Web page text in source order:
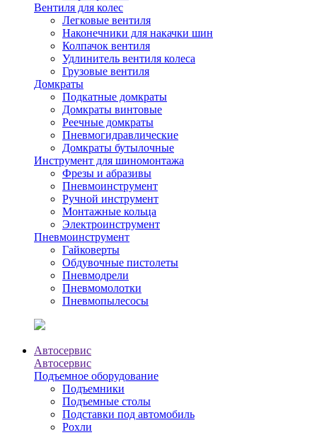
Вентиля для колес
Легковые вентиля
Наконечники для накачки шин
Колпачок вентиля
Удлинитель вентиля колеса
Грузовые вентиля
Домкраты
Подкатные домкраты
Домкраты винтовые
Реечные домкраты
Пневмогидравлические
Домкраты бутылочные
Инструмент для шиномонтажа
Фрезы и абразивы
Пневмоинструмент
Ручной инструмент
Монтажные кольца
Электроинструмент
Пневмоинструмент
Гайковерты
Обдувочные пистолеты
Пневмодрели
Пневмомолотки
Пневмопылесосы
Автосервис
Автосервис
Подъемное оборудование
Подъемники
Подъемные столы
Подставки под автомобиль
Рохли